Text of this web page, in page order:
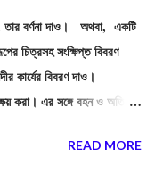
তার বর্ণনা দাও। অথবা, একটি
চিত্রসহ সংক্ষিপ্ত বিবরণ
কার্যের বিবরণ দাও।
করা। এর সঙ্গে বহন ও অতি
বেশি হয়। স্বভাবতই পার্বত্য
READ MORE